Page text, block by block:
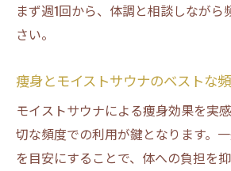
まず週1回から、体調と相談しながら
さい。
痩身とモイストサウナのベストな
モイストサウナによる痩身効果を実
切な頻度での利用が鍵となります。
を目安にすることで、体への負担を